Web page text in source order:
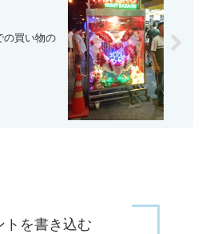
の買い物の
トを書き込む